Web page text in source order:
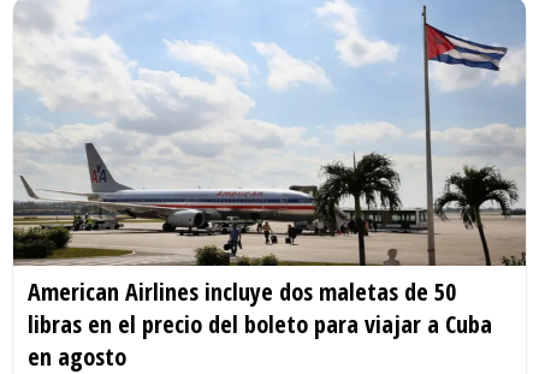
American Airlines incluye dos maletas de 50
libras en el precio del boleto para viajar a Cuba
en agosto